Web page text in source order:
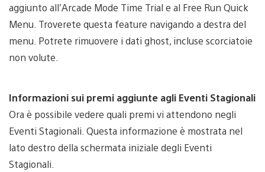
aggiunto all’Arcade Mode Time Trial e al Free Run Quick
Menu. Troverete questa feature navigando a destra del
menu. Potrete rimuovere i dati ghost, incluse scorciatoie
non volute.
Informazioni sui premi aggiunte agli Eventi Stagionali
Ora è possibile vedere quali premi vi attendono negli
Eventi Stagionali. Questa informazione è mostrata nel
lato destro della schermata iniziale degli Eventi
Stagionali.